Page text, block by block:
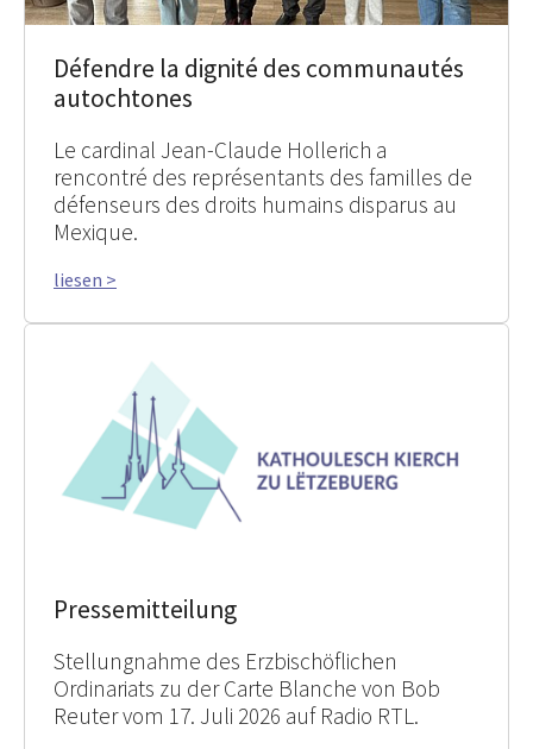
Défendre la dignité des communautés
autochtones
Le cardinal Jean-Claude Hollerich a
rencontré des représentants des familles de
défenseurs des droits humains disparus au
Mexique.
liesen >
Pressemitteilung
Stellungnahme des Erzbischöflichen
Ordinariats zu der Carte Blanche von Bob
Reuter vom 17. Juli 2026 auf Radio RTL.